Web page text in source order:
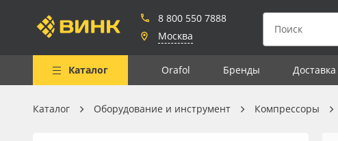
8 800 550 7888
Москва
Каталог Orafol Бренды Доставка
Весь каталог
Каталог Оборудование и инструмент Компрессоры